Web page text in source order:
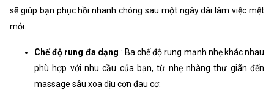
sẽ giúp bạn phục hồi nhanh chóng sau một ngày dài làm việc mệt
mỏi.
Chế độ rung đa dạng : Ba chế độ rung mạnh nhẹ khác nhau
phù hợp với nhu cầu của bạn, từ nhẹ nhàng thư giãn đến
massage sâu xoa dịu cơn đau cơ.